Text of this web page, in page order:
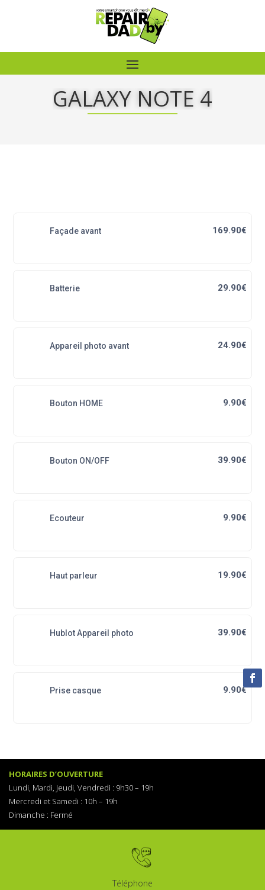
GALAXY NOTE 4
Façade avant 169.90€
Batterie 29.90€
Appareil photo avant 24.90€
Bouton HOME 9.90€
Bouton ON/OFF 39.90€
Ecouteur 9.90€
Haut parleur 19.90€
Hublot Appareil photo 39.90€
Prise casque 9.90€
HORAIRES D’OUVERTURE
Lundi, Mardi, Jeudi, Vendredi : 9h30 – 19h
Mercredi et Samedi : 10h – 19h
Dimanche : Fermé
Téléphone